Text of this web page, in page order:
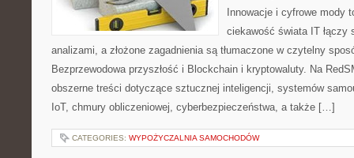
Innowacje i cyfrowe mody
ciekawość świata IT łączy
analizami, a złożone zagadnienia są tłumaczone w czytelny
Bezprzewodowa przyszłość i Blockchain i kryptowaluty. Na
obszerne treści dotyczące sztucznej inteligencji, systemów
IoT, chmury obliczeniowej, cyberbezpieczeństwa, a także […]
CATEGORIES: WYPOŻYCZALNIA SAMOCHODÓW